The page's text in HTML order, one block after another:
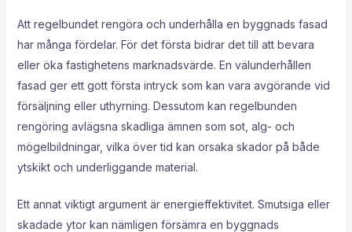
Att regelbundet rengöra och underhålla en byggnads fasad
har många fördelar. För det första bidrar det till att bevara
eller öka fastighetens marknadsvärde. En välunderhållen
fasad ger ett gott första intryck som kan vara avgörande vid
försäljning eller uthyrning. Dessutom kan regelbunden
rengöring avlägsna skadliga ämnen som sot, alg- och
mögelbildningar, vilka över tid kan orsaka skador på både
ytskikt och underliggande material.
Ett annat viktigt argument är energieffektivitet. Smutsiga eller
skadade ytor kan nämligen försämra en byggnads